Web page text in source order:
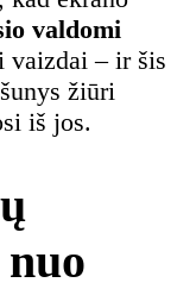
valdomi
vaizdai – ir šis
žiūri
iš jos.